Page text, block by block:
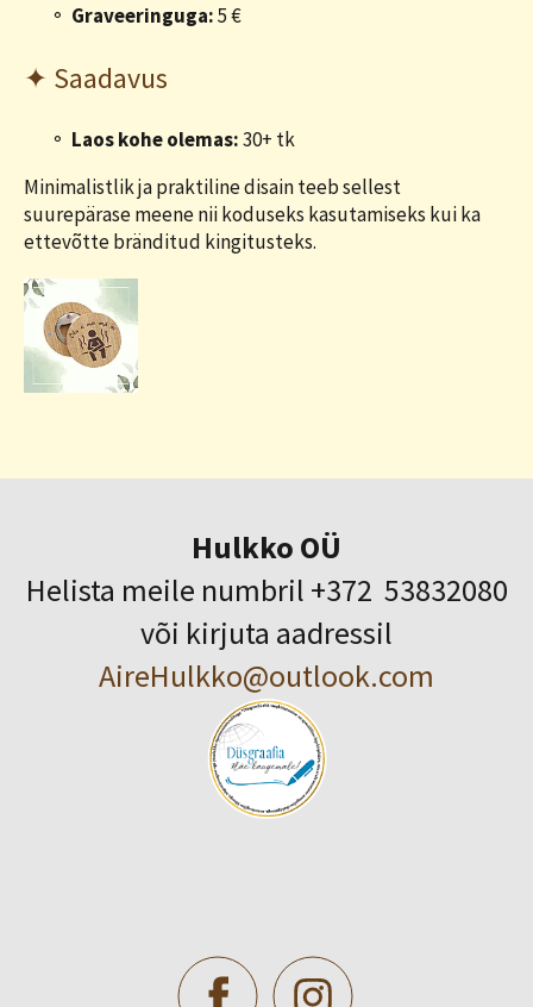
Graveeringuga:5 €
✦ Saadavus
Laos kohe olemas:30+ tk
Minimalistlik ja praktiline disain teeb sellest
suurepärase meene nii koduseks kasutamiseks kui ka
ettevõtte bränditud kingitusteks.
Hulkko OÜ
Helista meile numbril +372 53832080
või kirjuta aadressil
AireHulkko@outlook.com